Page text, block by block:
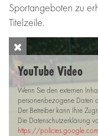
Sportangeboten zu
Titelzeile.
YouTube Video
Wenn Sie den externen
personenbezogene Daten
Der Betreiber kann Ihre
Die Datenschutzerklärung
https://